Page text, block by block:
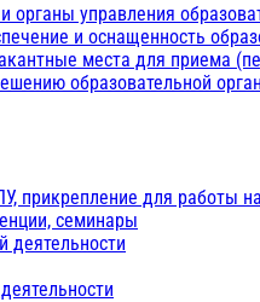
органы управления
и оснащенность
места для приема
образовательной
прикрепление для работы
семинары
деятельности